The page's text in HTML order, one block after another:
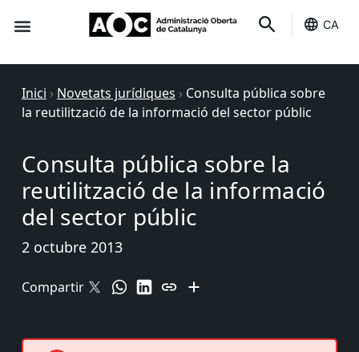
CA
Inici › Novetats jurídiques › Consulta pública sobre
la reutilització de la informació del sector públic
Consulta pública sobre la
reutilització de la informació
del sector públic
2 octubre 2013
Compartir